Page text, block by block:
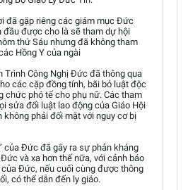
đã gặp riêng các giám mục Đức
đầu được cho là sẽ tham dự hội
thứ Sáu nhưng đã không tham
Hồng Y của ngài
Trình Công Nghị Đức đã thông qua
các cặp đồng tính, bãi bỏ luật độc
chức phó tế cho phụ nữ. Các tham
sửa đổi luật lao động của Giáo Hội
không phải đối mặt với nguy cơ bị
của Đức đã gây ra sự phản kháng
và xa hơn thế nữa, với cảnh báo
Đức, nếu cuối cùng được thông
có thể dẫn đến ly giáo.